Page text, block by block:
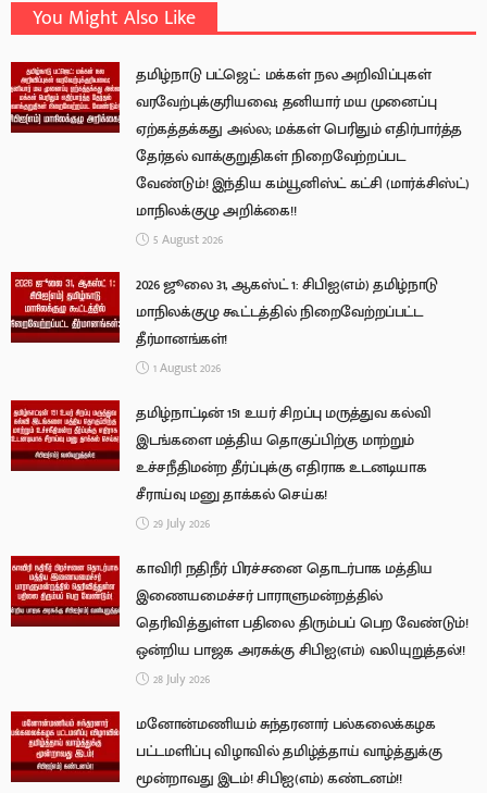
You Might Also Like
தமிழ்நாடு பட்ஜெட்: மக்கள் நல அறிவிப்புகள்
வரவேற்புக்குரியவை; தனியார் மய முனைப்பு
ஏற்கத்தக்கது அல்ல; மக்கள் பெரிதும் எதிர்பார்த்த
தேர்தல் வாக்குறுதிகள் நிறைவேற்றப்பட
வேண்டும்! இந்திய கம்யூனிஸ்ட் கட்சி (மார்க்சிஸ்ட்)
மாநிலக்குழு அறிக்கை!!
5 August 2026
2026 ஜூலை 31, ஆகஸ்ட் 1: சிபிஐ(எம்) தமிழ்நாடு
மாநிலக்குழு கூட்டத்தில் நிறைவேற்றப்பட்ட
தீர்மானங்கள்!
1 August 2026
தமிழ்நாட்டின் 151 உயர் சிறப்பு மருத்துவ கல்வி
இடங்களை மத்திய தொகுப்பிற்கு மாற்றும்
உச்சநீதிமன்ற தீர்ப்புக்கு எதிராக உடனடியாக
சீராய்வு மனு தாக்கல் செய்க!
29 July 2026
காவிரி நதிநீர் பிரச்சனை தொடர்பாக மத்திய
இணையமைச்சர் பாராளுமன்றத்தில்
தெரிவித்துள்ள பதிலை திரும்பப் பெற வேண்டும்!
ஒன்றிய பாஜக அரசுக்கு சிபிஐ(எம்) வலியுறுத்தல்!!
28 July 2026
மனோன்மணியம் சுந்தரனார் பல்கலைக்கழக
பட்டமளிப்பு விழாவில் தமிழ்த்தாய் வாழ்த்துக்கு
மூன்றாவது இடம்! சிபிஐ(எம்) கண்டனம்!!